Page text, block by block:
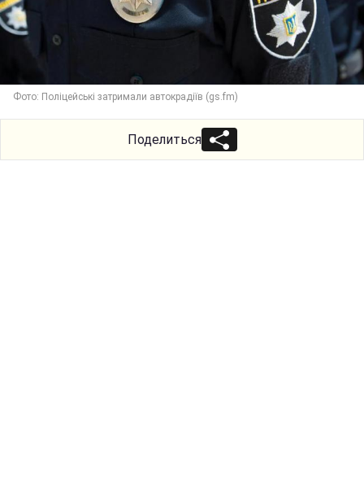
Фото: Поліцейські затримали автокрадіїв (gs.fm)
Поделиться